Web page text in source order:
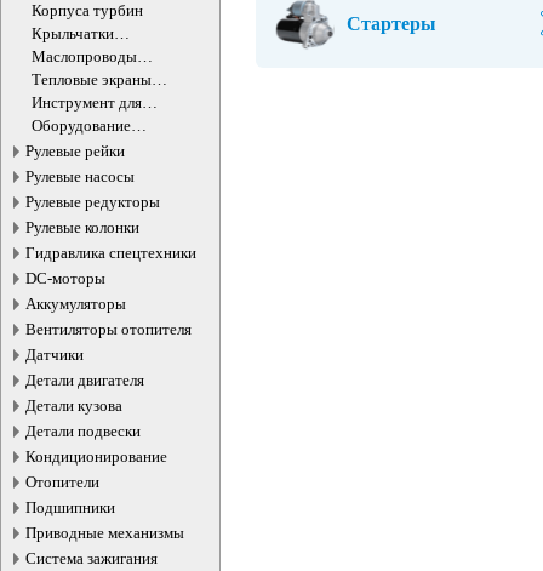
Корпуса турбин
Крыльчатки
турбокомпрессора
Маслопроводы
турбокомпрессора
Тепловые экраны
турбокомпрессора
Инструмент для
турбокомпрессоров
Оборудование
турбокомпрессоров
Рулевые рейки
Рулевые насосы
Рулевые редукторы
Рулевые колонки
Гидравлика спецтехники
DC-моторы
Аккумуляторы
Вентиляторы отопителя
Датчики
Детали двигателя
Детали кузова
Детали подвески
Кондиционирование
Отопители
Подшипники
Приводные механизмы
Система зажигания
Стартеры